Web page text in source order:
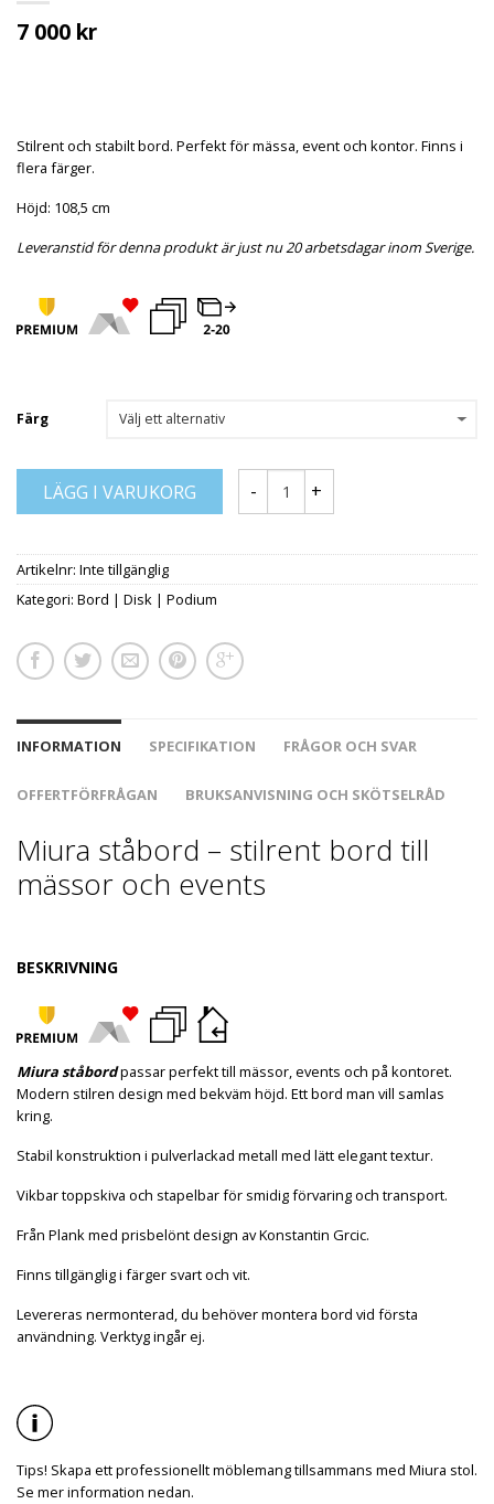
7 000 kr
Stilrent och stabilt bord. Perfekt för mässa, event och kontor. Finns i
flera färger.
Höjd: 108,5 cm
Leveranstid för denna produkt är just nu 20 arbetsdagar inom Sverige.
Färg
LÄGG I VARUKORG
Artikelnr: Inte tillgänglig
Kategori: Bord | Disk | Podium
INFORMATION SPECIFIKATION FRÅGOR OCH SVAR
OFFERTFÖRFRÅGAN BRUKSANVISNING OCH SKÖTSELRÅD
Miura ståbord – stilrent bord till
mässor och events
BESKRIVNING
Miura ståbordpassar perfekt till mässor, events och på kontoret.
Modern stilren design med bekväm höjd. Ett bord man vill samlas
kring.
Stabil konstruktion i pulverlackad metall med lätt elegant textur.
Vikbar toppskiva och stapelbar för smidig förvaring och transport.
Från Plank med prisbelönt design av Konstantin Grcic.
Finns tillgänglig i färger svart och vit.
Levereras nermonterad, du behöver montera bord vid första
användning. Verktyg ingår ej.
Tips! Skapa ett professionellt möblemang tillsammans med Miura stol.
Se mer information nedan.